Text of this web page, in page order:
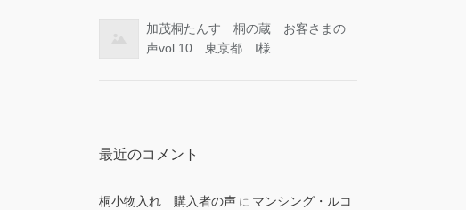
加茂桐たんす 桐の蔵 お客さまの
声vol.10 東京都 I様
最近のコメント
桐小物入れ 購入者の声 に マンシング・ルコ